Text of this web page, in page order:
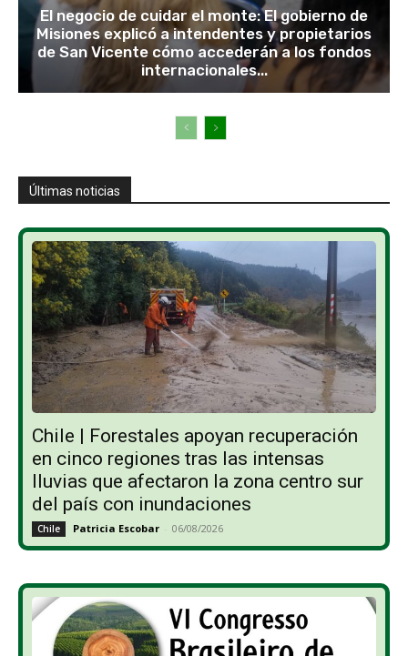
El negocio de cuidar el monte: El gobierno de
Misiones explicó a intendentes y propietarios
de San Vicente cómo accederán a los fondos
internacionales...
Últimas noticias
Chile | Forestales apoyan recuperación
en cinco regiones tras las intensas
lluvias que afectaron la zona centro sur
del país con inundaciones
Chile Patricia Escobar - 06/08/2026